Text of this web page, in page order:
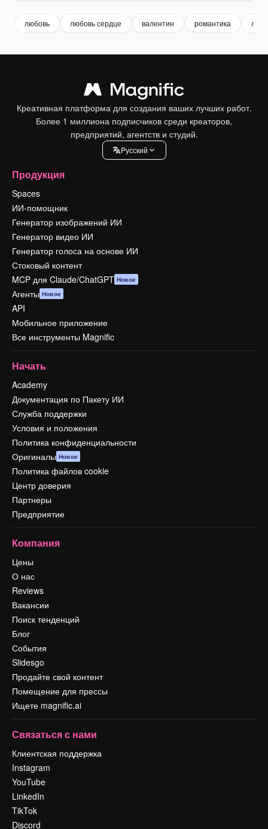
любовь любовь сердце валентин романтика
Креативная платформа для создания ваших лучших работ.
Более 1 миллиона подписчиков среди креаторов,
предприятий, агентств и студий.
Pусский
Продукция
Spaces
ИИ-помощник
Генератор изображений ИИ
Генератор видео ИИ
Генератор голоса на основе ИИ
Стоковый контент
MCP для Claude/ChatGPT Новое
Агенты Новое
API
Мобильное приложение
Все инструменты Magnific
Начать
Academy
Документация по Пакету ИИ
Служба поддержки
Условия и положения
Политика конфиденциальности
Оригиналы Новое
Политика файлов cookie
Центр доверия
Партнеры
Предприятие
Компания
Цены
О нас
Reviews
Вакансии
Поиск тенденций
Блог
События
Slidesgo
Продайте свой контент
Помещение для прессы
Ищете magnific.ai
Связаться с нами
Клиентская поддержка
Instagram
YouTube
LinkedIn
TikTok
Discord